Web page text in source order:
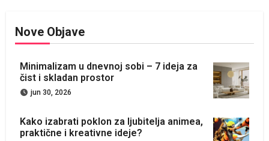
Nove Objave
Minimalizam u dnevnoj sobi – 7 ideja za
čist i skladan prostor
jun 30, 2026
Kako izabrati poklon za ljubitelja animea,
praktične i kreativne ideje?